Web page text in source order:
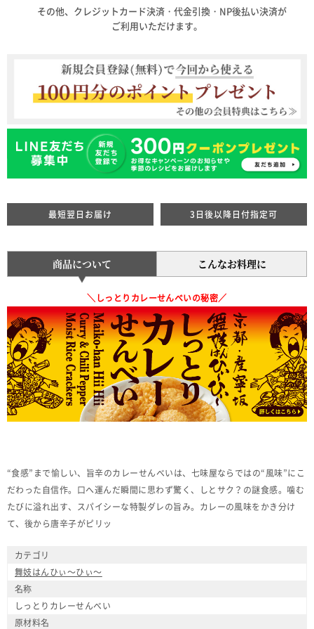
その他、クレジットカード決済・代金引換・NP後払い決済が
ご利用いただけます。
最短翌日お届け 3日後以降日付指定可
商品について こんなお料理に
＼しっとりカレーせんべいの秘密／
“食感”まで愉しい、旨辛のカレーせんべいは、七味屋ならではの“風味”にこ
だわった自信作。口へ運んだ瞬間に思わず驚く、しとサク？の謎食感。噛む
たびに溢れ出す、スパイシーな特製ダレの旨み。カレーの風味をかき分け
て、後から唐辛子がピリッ
カテゴリ
舞妓はんひぃ～ひぃ～
名称
しっとりカレーせんべい
原材料名